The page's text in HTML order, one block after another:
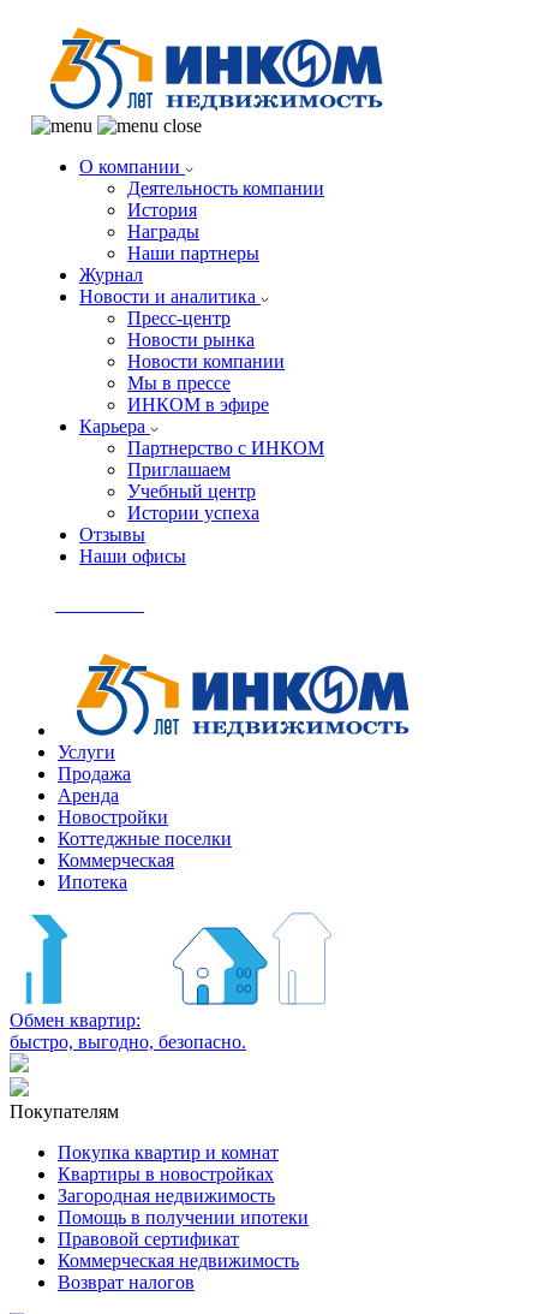
О компании
Деятельность компании
История
Награды
Наши партнеры
Журнал
Новости и аналитика
Пресс-центр
Новости рынка
Новости компании
Мы в прессе
ИНКОМ в эфире
Карьера
Партнерство с ИНКОМ
Приглашаем
Учебный центр
Истории успеха
Отзывы
Наши офисы
Услуги
Продажа
Аренда
Новостройки
Коттеджные поселки
Коммерческая
Ипотека
Обмен квартир:
быстро, выгодно, безопасно.
Покупателям
Покупка квартир и комнат
Квартиры в новостройках
Загородная недвижимость
Помощь в получении ипотеки
Правовой сертификат
Коммерческая недвижимость
Возврат налогов